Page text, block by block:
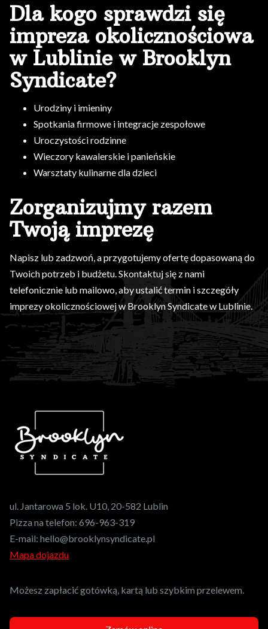
Dla kogo sprawdzi się
impreza okolicznościowa
w Lublinie w Brooklyn
Syndicate?
Urodziny i imieniny
Spotkania firmowe i integracje zespołowe
Uroczystości rodzinne
Wieczory kawalerskie i panieńskie
Warsztaty kulinarne dla dzieci
Zorganizujmy razem
Twoją imprezę
Napisz lub zadzwoń, a przygotujemy ofertę dopasowaną do
Twoich potrzeb i budżetu. Skontaktuj się z nami
telefonicznie lub mailowo, aby ustalić termin i szczegóły
imprezy okolicznościowej w Brooklyn Syndicate w Lublinie.
ul. Jantarowa 5 lok. U10, 20-582 Lublin
Pizza na telefon: 696-963-319
E-mail: hello@brooklynsyndicate.pl
Mapa dojazdu
Możesz zapłacić gotówką, kartą lub szybkim przelewem.